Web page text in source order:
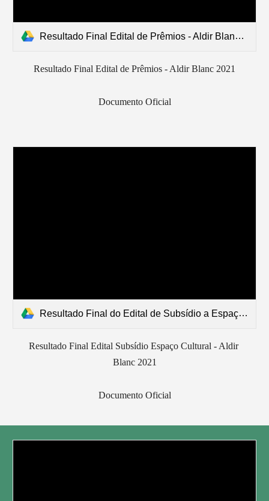
Resultado Final Edital de Prêmios - Aldir Blanc.pdf
Resultado Final Edital de Prêmios - Aldir Blanc 2021
Documento Oficial
Resultado Final do Edital de Subsídio a Espaço Cultural.pdf
Resultado Final Edital Subsídio Espaço Cultural - Aldir
Blanc 2021
Documento Oficial